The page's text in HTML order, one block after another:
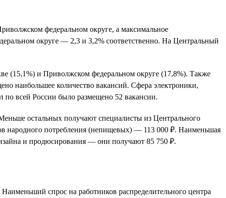
федеральном округе, а максимальное
округе — 2,3 и 3,2% соответственно. На Центральный
(15,1%) и Приволжском федеральном округе (17,8%). Также
наибольшее количество вакансий. Сфера электроники,
всей России было размещено 52 вакансии.
остальных получают специалисты из Центрального
народного потребления (непищевых) — 113 000 ₽. Наименьшая
и продюсирования — они получают 85 750 ₽.
спрос на работников распределительного центра